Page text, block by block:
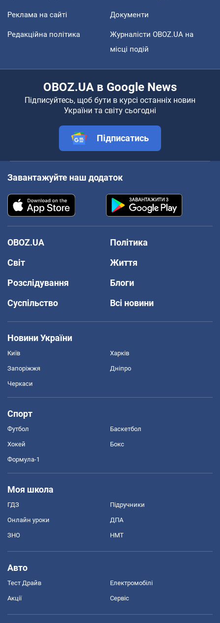
Реклама на сайті Документи
Редакційна політика
Журналісти OBOZ.UA на
місці подій
OBOZ.UA в Google News
Підписуйтесь, щоб бути в курсі останніх новин
України та світу сьогодні
Підписатись
Завантажуйте наш додаток
OBOZ.UA
Політика
Світ
Життя
Розслідування
Блоги
Суспільство
Всі новини
Новини України
Київ Харків
Запоріжжя Дніпро
Черкаси
Спорт
Футбол Баскетбол
Хокей Бокс
Формула-1
Моя школа
ГДЗ Підручники
Онлайн уроки ДПА
ЗНО НМТ
Авто
Тест Драйв Електромобілі
Акції Сервіс